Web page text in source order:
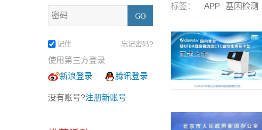
记住 忘记密码?
使用第三方登录
新浪登录
腾讯登录
没有账号?注册新账号
标签：
APP 基因检测